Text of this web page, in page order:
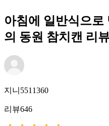
아침에 일반식으로
의 동원 참치캔 리
지니5511360
리뷰646